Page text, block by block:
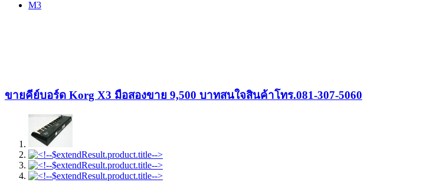
M3
ขายคีย์บอร์ด Korg X3 มือสองขาย 9,500 บาทสนใจสินค้าโทร.081-307-5060